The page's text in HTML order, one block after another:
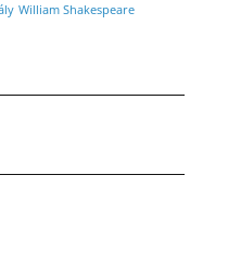
William Shakespeare